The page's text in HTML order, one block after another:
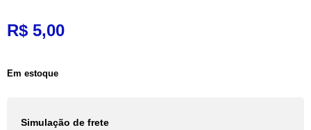
R$ 5,00
Em estoque
Simulação de frete